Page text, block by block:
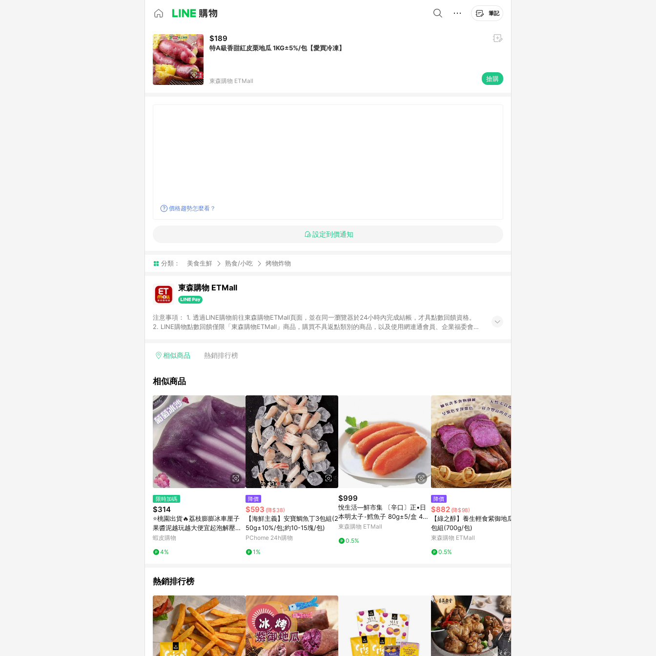
筆記
$189
特A級香甜紅皮栗地瓜 1KG±5%/包【愛買冷凍】
東森購物 ETMall 搶購
價格趨勢怎麼看？
設定到價通知
分類： 美食生鮮 熟食/小吃 烤物炸物
東森購物 ETMall
注意事項： 1. 透過LINE購物前往東森購物ETMall頁面，並在同一瀏覽器於24小時內完成結帳，才具點數回饋資格。
2. LINE購物點數回饋僅限「東森購物ETMall」商品，購買不具返點類別的商品，以及使用網連通會員、企業福委會員
「草莓網」全館商品。 4. 如取消訂單、退貨、退款或購物中登出東森購物ETMall，將無法獲得點數回饋。 5. 點數回
面顯示為準。 7. LINE購物設有「單一商品最高回饋點數」機制(特殊活動時開放「回饋無上限」)，以同一訂單中同一
品資料更新會有時間差，如顯示之商品規格、顏色、價位、贈品與東森購物ETMall銷售網頁不符，以銷售網頁標示為
準。 9. 若有贈點爭議，請務必於訂單日期+180天以內至LINE購物客服洽詢；若超過180天(含)以上進行申訴，恕無法
贈點回饋。 10. 部分點數紅包僅限指定商品使用，或不適用於無回饋商品。各點數紅包之適用商品與使用條件請依點數
紅包頁面規則為準。
相似商品 熱銷排行榜
相似商品
限時加碼
$314
⭐桃園出貨🔥荔枝膨膨冰車厘子
果醬泥越玩越大便宜起泡解壓史
萊姆水晶泥冰沙 假水 DIY手工 史
蝦皮購物
4%
降價
$593 (降$38)
【海鮮主義】安寶鯛魚丁3包組(2
50g±10%/包;約10-15塊/包)
PChome 24h購物
1%
$999
悅生活—鮮市集 〔辛口〕正•日
本明太子⁃鱈魚子 80g±5/盒 4盒
組
東森購物 ETMall
0.5%
降價
$882 (降$98)
【綠之醇】養生輕食紫御地瓜-5
包組(700g/包)
東森購物 ETMall
0.5%
熱銷排行榜